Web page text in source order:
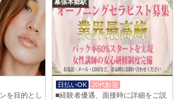
ーム
金なし 高額報酬が稼げるだけでなく、高待遇や手
ております！ぜひご活用ください♪ 指名…
ルーム
金なし 高額報酬が稼げるだけでなく、高待遇や手
ております！ぜひご活用ください♪ 指名…
を目的とし
幕張本郷駅
日払いOK 20代歓迎
■経験者優遇、面接時に詳細をご説